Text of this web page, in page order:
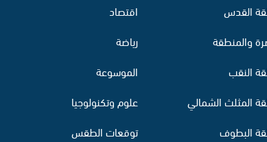
القدس
والمنطقة
النقب
المثلث الشمالي
البطوف
اقتصاد
رياضة
الموسوعة
علوم وتكنولوجيا
توقعات الطقس